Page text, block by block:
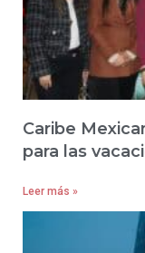
Caribe
para las
Leer más »